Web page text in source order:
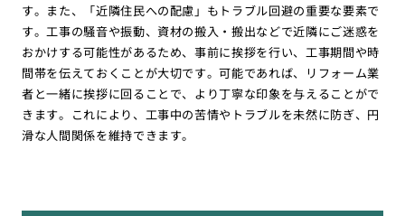
す。また、「近隣住民への配慮」もトラブル回避の重要な要素で
す。工事の騒音や振動、資材の搬入・搬出などで近隣にご迷惑を
おかけする可能性があるため、事前に挨拶を行い、工事期間や時
間帯を伝えておくことが大切です。可能であれば、リフォーム業
者と一緒に挨拶に回ることで、より丁寧な印象を与えることがで
きます。これにより、工事中の苦情やトラブルを未然に防ぎ、円
滑な人間関係を維持できます。